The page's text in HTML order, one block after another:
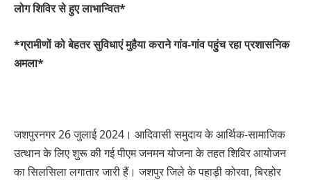
लोग शिविर से हुए लाभान्वित*
*ग्रामीणों को बेहतर सुविधाएं मुहैया कराने गांव-गांव पहुंच रहा प्रशासनिक
अमला*
जशपुरनगर 26 जुलाई 2024। आदिवासी समुदाय के आर्थिक-सामाजिक
उत्थान के लिए शुरू की गई पीएम जनमन योजना के तहत शिविर आयोजन
का सिलसिला लगातार जारी हैं। जशपुर जिले के पहाड़ी कोरवा, बिरहोर